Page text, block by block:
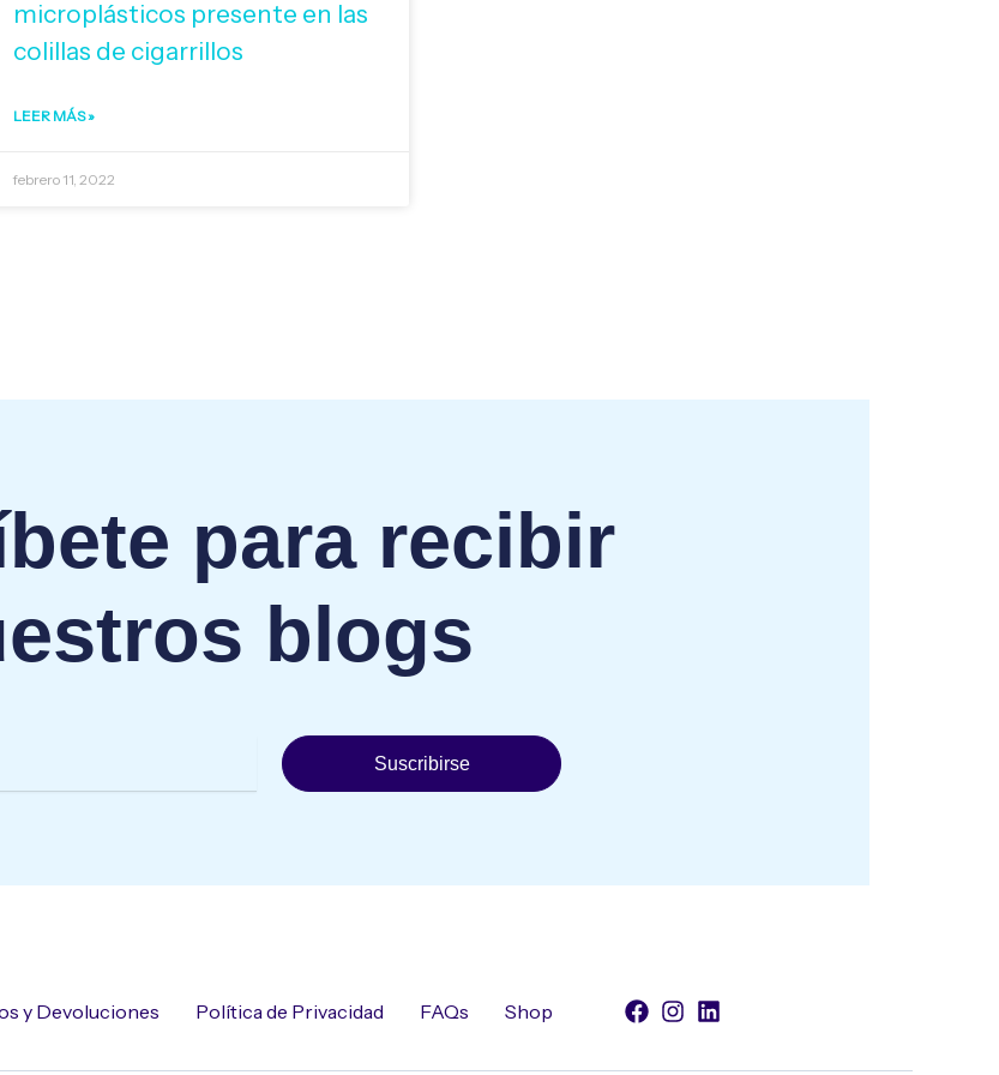
microplásticos presente en las
colillas de cigarrillos
LEER MÁS »
febrero 11, 2022
para recibir
blogs
Suscribirse
y Devoluciones Política de Privacidad FAQs Shop